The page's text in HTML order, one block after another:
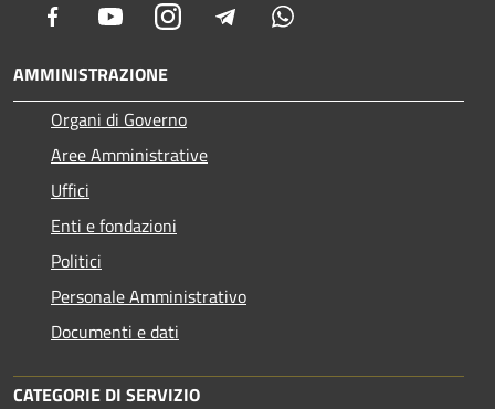
Facebook YoutubeInstagram Telegram
AMMINISTRAZIONE
Organi di Governo
Aree Amministrative
Uffici
Enti e fondazioni
Politici
Personale Amministrativo
Documenti e dati
CATEGORIE DI SERVIZIO